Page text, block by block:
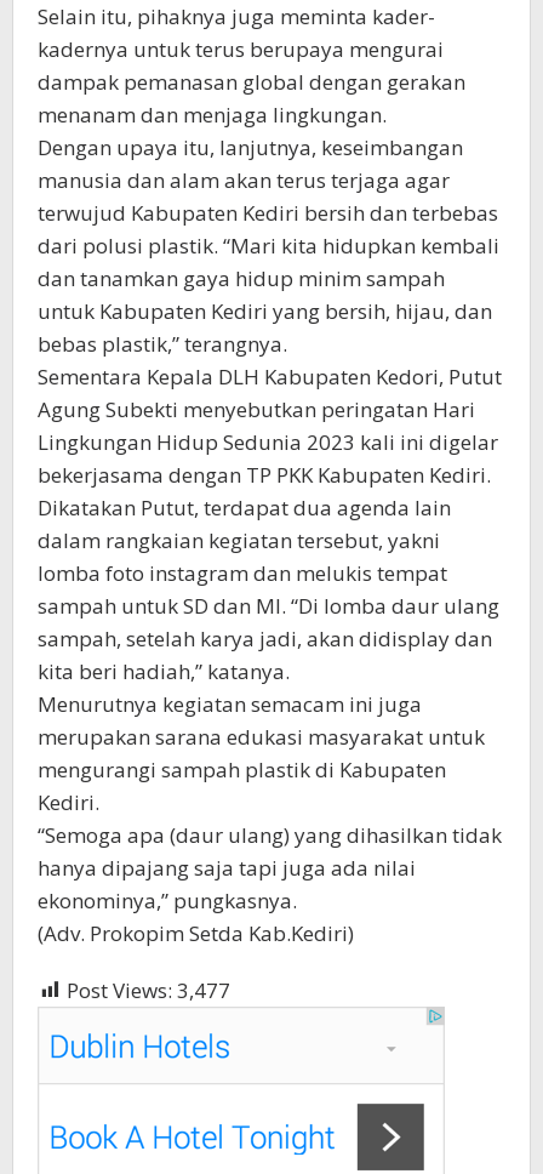
Selain itu, pihaknya juga meminta kader-
kadernya untuk terus berupaya mengurai
dampak pemanasan global dengan gerakan
menanam dan menjaga lingkungan.
Dengan upaya itu, lanjutnya, keseimbangan
manusia dan alam akan terus terjaga agar
terwujud Kabupaten Kediri bersih dan terbebas
dari polusi plastik. “Mari kita hidupkan kembali
dan tanamkan gaya hidup minim sampah
untuk Kabupaten Kediri yang bersih, hijau, dan
bebas plastik,” terangnya.
Sementara Kepala DLH Kabupaten Kedori, Putut
Agung Subekti menyebutkan peringatan Hari
Lingkungan Hidup Sedunia 2023 kali ini digelar
bekerjasama dengan TP PKK Kabupaten Kediri.
Dikatakan Putut, terdapat dua agenda lain
dalam rangkaian kegiatan tersebut, yakni
lomba foto instagram dan melukis tempat
sampah untuk SD dan MI. “Di lomba daur ulang
sampah, setelah karya jadi, akan didisplay dan
kita beri hadiah,” katanya.
Menurutnya kegiatan semacam ini juga
merupakan sarana edukasi masyarakat untuk
mengurangi sampah plastik di Kabupaten
Kediri.
“Semoga apa (daur ulang) yang dihasilkan tidak
hanya dipajang saja tapi juga ada nilai
ekonominya,” pungkasnya.
(Adv. Prokopim Setda Kab.Kediri)
Post Views: 3,477